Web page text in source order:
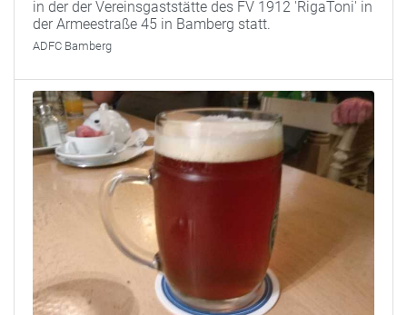
in der der Vereinsgaststätte des FV 1912 'RigaToni' in
der Armeestraße 45 in Bamberg statt.
ADFC Bamberg